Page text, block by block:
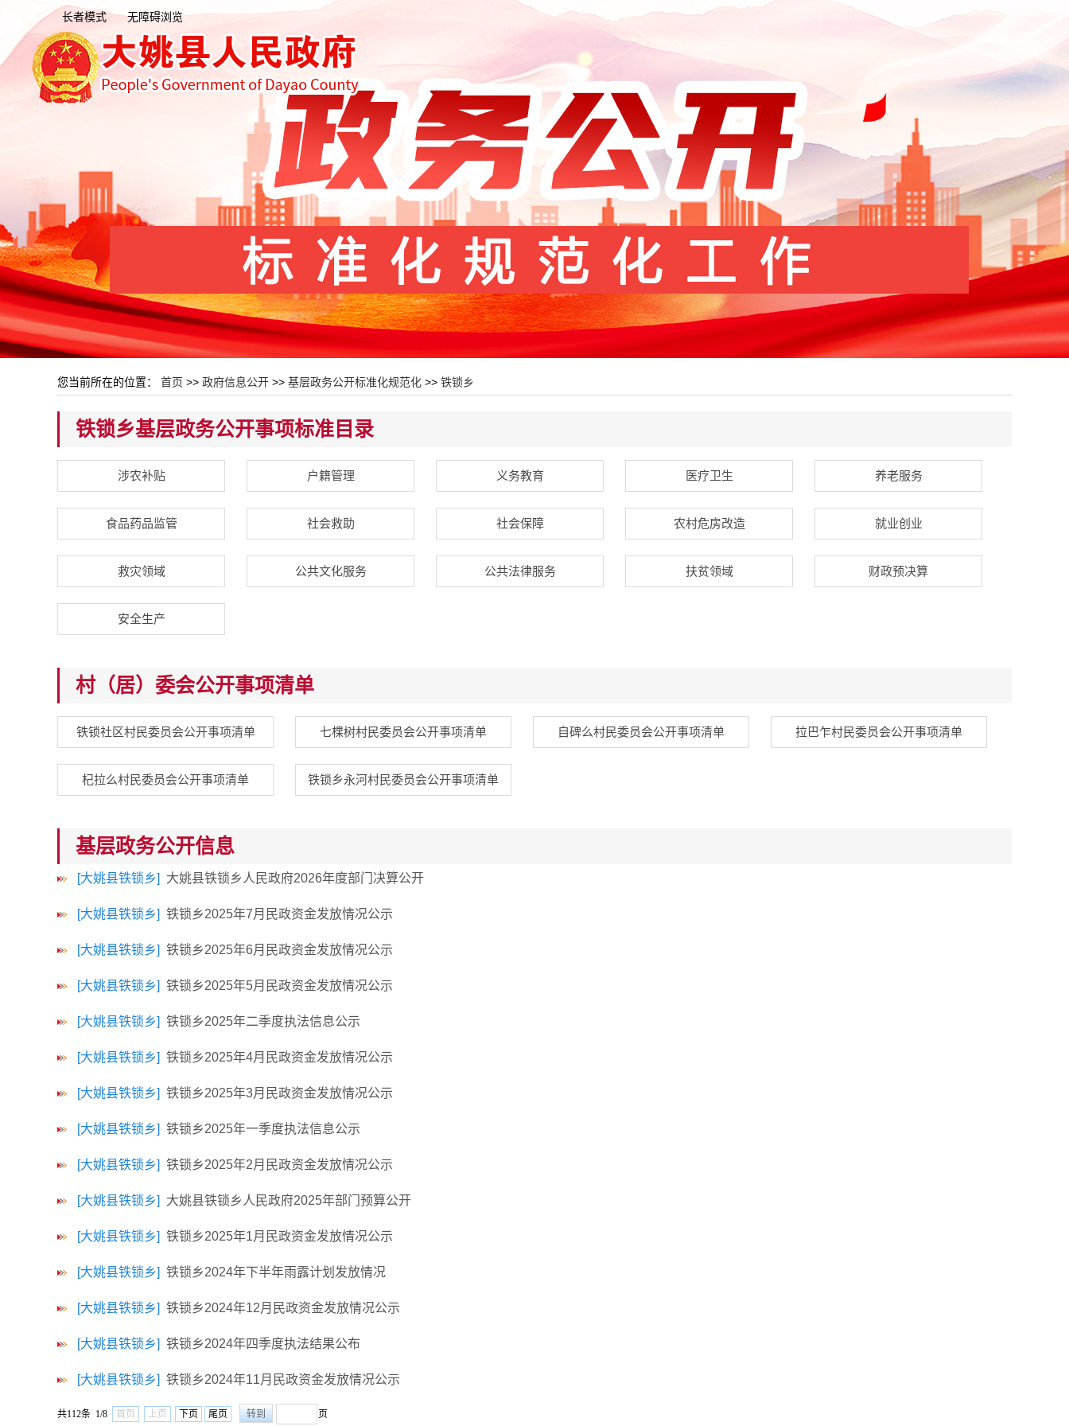
无障碍浏览
长者模式
您当前所在的位置： 首页 >> 政府信息公开 >> 基层政务公开标准化规范化 >> 铁锁乡
铁锁乡基层政务公开事项标准目录
涉农补贴 户籍管理 义务教育 医疗卫生 养老服务
食品药品监管 社会救助 社会保障 农村危房改造 就业创业
救灾领域 公共文化服务 公共法律服务 扶贫领域 财政预决算
安全生产
村（居）委会公开事项清单
铁锁社区村民委员会公开事项清单 七棵树村民委员会公开事项清单 自碑么村民委员会公开事项清单 拉巴乍村民委员会公开事项清单
杞拉么村民委员会公开事项清单 铁锁乡永河村民委员会公开事项清单
基层政务公开信息
[大姚县铁锁乡] 大姚县铁锁乡人民政府2026年度部门决算公开
[大姚县铁锁乡] 铁锁乡2025年7月民政资金发放情况公示
[大姚县铁锁乡] 铁锁乡2025年6月民政资金发放情况公示
[大姚县铁锁乡] 铁锁乡2025年5月民政资金发放情况公示
[大姚县铁锁乡] 铁锁乡2025年二季度执法信息公示
[大姚县铁锁乡] 铁锁乡2025年4月民政资金发放情况公示
[大姚县铁锁乡] 铁锁乡2025年3月民政资金发放情况公示
[大姚县铁锁乡] 铁锁乡2025年一季度执法信息公示
[大姚县铁锁乡] 铁锁乡2025年2月民政资金发放情况公示
[大姚县铁锁乡] 大姚县铁锁乡人民政府2025年部门预算公开
[大姚县铁锁乡] 铁锁乡2025年1月民政资金发放情况公示
[大姚县铁锁乡] 铁锁乡2024年下半年雨露计划发放情况
[大姚县铁锁乡] 铁锁乡2024年12月民政资金发放情况公示
[大姚县铁锁乡] 铁锁乡2024年四季度执法结果公布
[大姚县铁锁乡] 铁锁乡2024年11月民政资金发放情况公示
共112条 1/8 首页 上页 下页 尾页 页